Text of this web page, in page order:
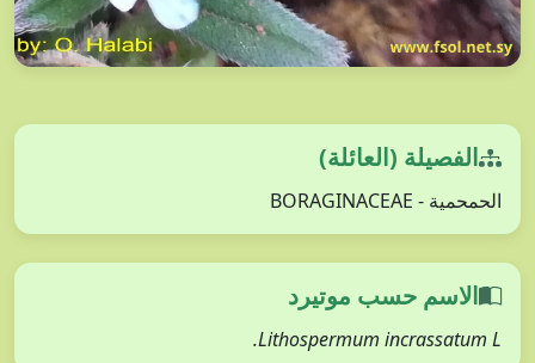
الفصيلة (العائلة)
الحمحمية - BORAGINACEAE
الاسم حسب موتيرد
Lithospermum incrassatum L.